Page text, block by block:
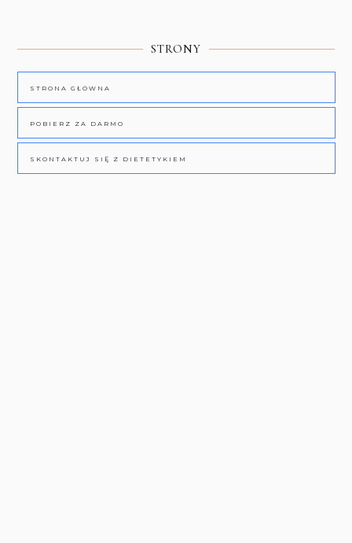
STRONY
STRONA GŁÓWNA
POBIERZ ZA DARMO
SKONTAKTUJ SIĘ Z DIETETYKIEM